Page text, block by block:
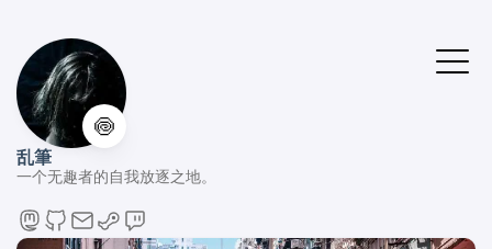
🍥
乱筆
一个无趣者的自我放逐之地。